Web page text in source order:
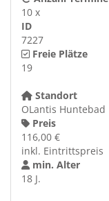
10 x
ID
7227
Freie Plätze
19
Standort
OLantis Huntebad
Preis
116,00 €
inkl. Eintrittspreis
min. Alter
18 J.